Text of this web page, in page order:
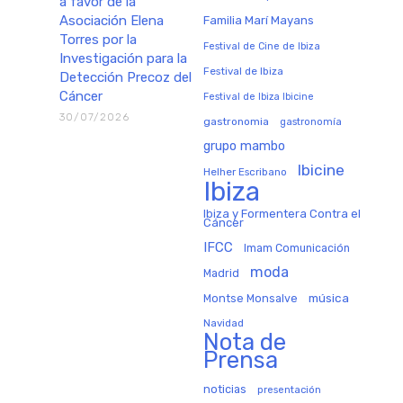
Asociación Elena
Torres por la
Investigación para la
Detección Precoz del
Cáncer
30/07/2026
Familia Marí Mayans
Festival de Cine de Ibiza
Festival de Ibiza
Festival de Ibiza Ibicine
gastronomia gastronomía
grupo mambo
Helher Escribano Ibicine
Ibiza
Ibiza y Formentera Contra el
Cáncer
IFCC Imam Comunicación
Madrid moda
Montse Monsalve música
Navidad
Nota de
Prensa
noticias presentación